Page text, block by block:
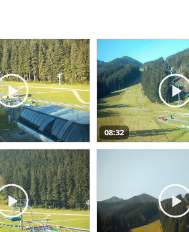
08:32